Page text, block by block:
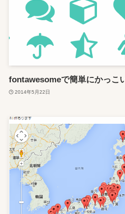
fontawesomeで簡単にかっこ
2014年5月22日